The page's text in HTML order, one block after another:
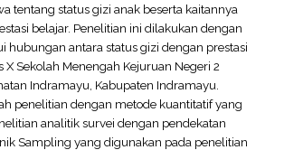
tentang status gizi anak beserta kaitannya
belajar. Penelitian ini dilakukan dengan
hubungan antara status gizi dengan prestasi
X Sekolah Menengah Kejuruan Negeri 2
Indramayu, Kabupaten Indramayu.
penelitian dengan metode kuantitatif yang
analitik survei dengan pendekatan
Sampling yang digunakan pada penelitian